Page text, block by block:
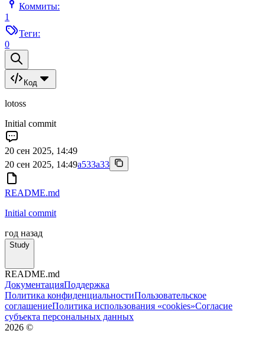
Коммиты:
1
Теги:
0
Код
lotoss
Initial commit
20 сен 2025, 14:49
20 сен 2025, 14:49a533a33
README.md
Initial commit
год назад
Study
README.md
ДокументацияПоддержка
Политика конфиденциальностиПользовательское
соглашениеПолитика использования «cookies»Согласие
субъекта персональных данных
2026 ©